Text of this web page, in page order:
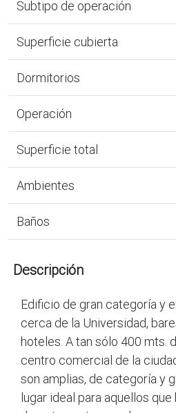
Subtipo de operación
Superficie cubierta
Dormitorios
Operación
Superficie total
Ambientes
Baños
Descripción
Edificio de gran categoría y
cerca de la Universidad,
hoteles. A tan sólo 400 mts.
centro comercial de la
son amplias, de categoría y
lugar ideal para aquellos que